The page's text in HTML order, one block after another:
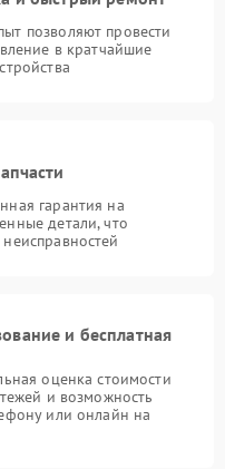
позволяют провести
в кратчайшие
гарантия на
детали, что
и бесплатная
оценка стоимости
и возможность
или онлайн на